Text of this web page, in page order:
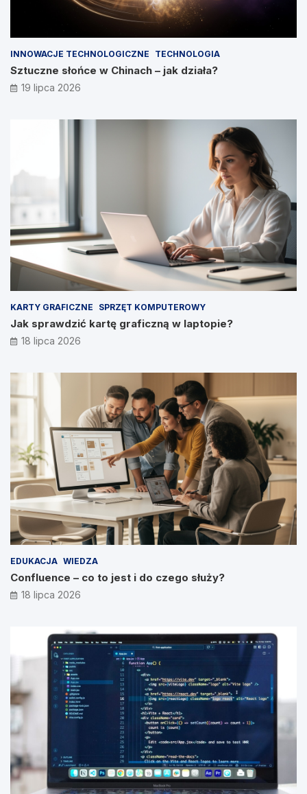
INNOWACJE TECHNOLOGICZNE TECHNOLOGIA
Sztuczne słońce w Chinach – jak działa?
19 lipca 2026
KARTY GRAFICZNE SPRZĘT KOMPUTEROWY
Jak sprawdzić kartę graficzną w laptopie?
18 lipca 2026
EDUKACJA WIEDZA
Confluence – co to jest i do czego służy?
18 lipca 2026